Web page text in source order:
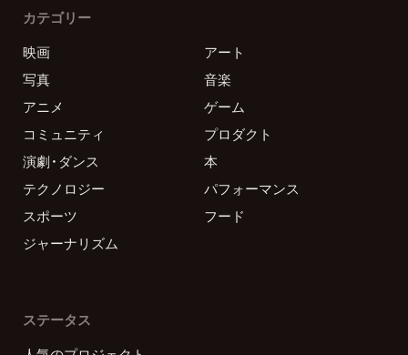
カテゴリー
映画
アート
写真
音楽
アニメ
ゲーム
コミュニティ
プロダクト
演劇・ダンス
本
テクノロジー
パフォーマンス
スポーツ
フード
ジャーナリズム
ステータス